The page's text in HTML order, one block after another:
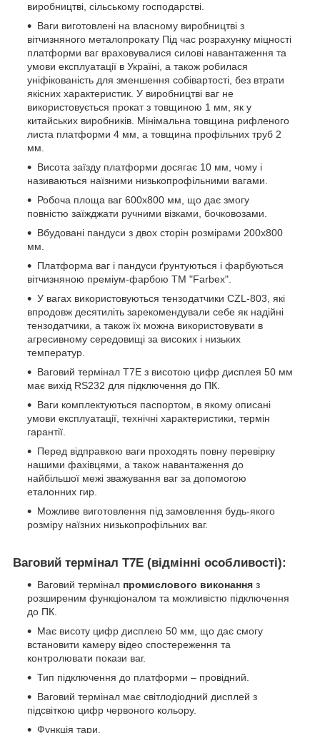
виробництві, сільському господарстві.
Ваги виготовлені на власному виробництві з
вітчизняного металопрокату Під час розрахунку міцності
платформи ваг враховувалися силові навантаження та
умови експлуатації в Україні, а також робилася
уніфікованість для зменшення собівартості, без втрати
якісних характеристик. У виробництві ваг не
використовується прокат з товщиною 1 мм, як у
китайських виробників. Мінімальна товщина рифленого
листа платформи 4 мм, а товщина профільних труб 2
мм.
Висота заїзду платформи досягає 10 мм, чому і
називаються наїзними низькопрофільними вагами.
Робоча площа ваг 600х800 мм, що дає змогу
повністю заїжджати ручними візками, бочковозами.
Вбудовані пандуси з двох сторін розмірами 200х800
мм.
Платформа ваг і пандуси ґрунтуються і фарбуються
вітчизняною преміум-фарбою ТМ "Farbex".
У вагах використовуються тензодатчики CZL-803, які
впродовж десятиліть зарекомендували себе як надійні
тензодатчики, а також їх можна використовувати в
агресивному середовищі за високих і низьких
температур.
Ваговий термінал T7E з висотою цифр дисплея 50 мм
має вихід RS232 для підключення до ПК.
Ваги комплектуються паспортом, в якому описані
умови експлуатації, технічні характеристики, термін
гарантії.
Перед відправкою ваги проходять повну перевірку
нашими фахівцями, а також навантаження до
найбільшої межі зважування ваг за допомогою
еталонних гир.
Можливе виготовлення під замовлення будь-якого
розміру наїзних низькопрофільних ваг.
Ваговий термінал T7E (відмінні особливості):
Ваговий термінал промислового виконання з
розширеним функціоналом та можливістю підключення
до ПК.
Має висоту цифр дисплею 50 мм, що дає смогу
встановити камеру відео спостереження та
контролювати покази ваг.
Тип підключення до платформи – провідний.
Ваговий термінал має світлодіодний дисплей з
підсвіткою цифр червоного кольору.
Функція тари.